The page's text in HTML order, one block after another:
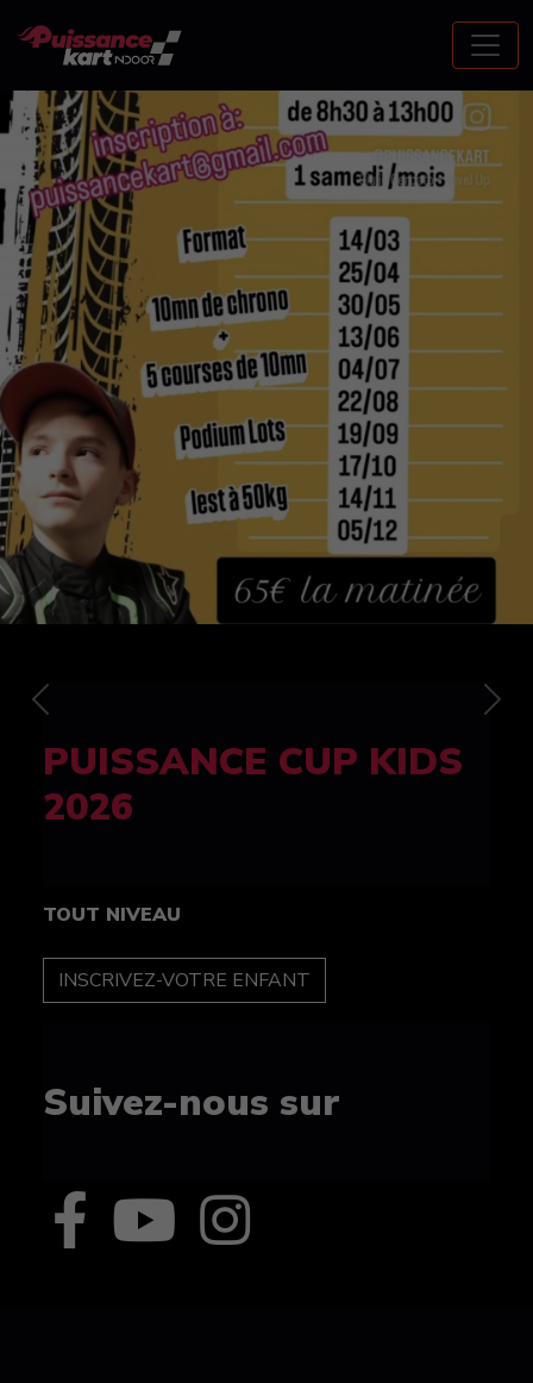
FELINE CUP 100%
féminine
TOUT NIVEAU
INSCRIPTION
Suivez-nous sur
Previous Next